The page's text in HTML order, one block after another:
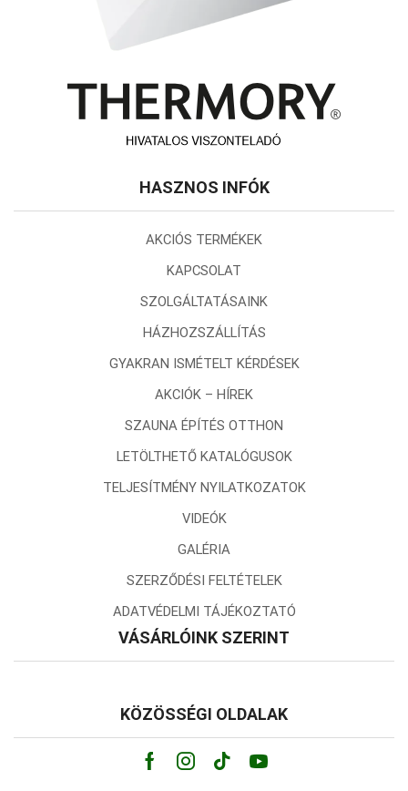
HASZNOS INFÓK
AKCIÓS TERMÉKEK
KAPCSOLAT
SZOLGÁLTATÁSAINK
HÁZHOZSZÁLLÍTÁS
GYAKRAN ISMÉTELT KÉRDÉSEK
AKCIÓK – HÍREK
SZAUNA ÉPÍTÉS OTTHON
LETÖLTHETŐ KATALÓGUSOK
TELJESÍTMÉNY NYILATKOZATOK
VIDEÓK
GALÉRIA
SZERZŐDÉSI FELTÉTELEK
ADATVÉDELMI TÁJÉKOZTATÓ
VÁSÁRLÓINK SZERINT
KÖZÖSSÉGI OLDALAK
Facebook
Instagram
Tik- Youtube